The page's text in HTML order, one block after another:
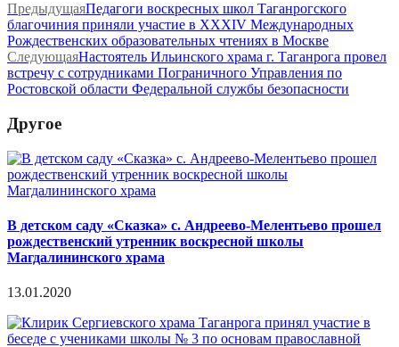
ПредыдущаяПедагоги воскресных школ Таганрогского
благочиния приняли участие в XXXIV Международных
Рождественских образовательных чтениях в Москве
СледующаяНастоятель Ильинского храма г. Таганрога провел
встречу с сотрудниками Пограничного Управления по
Ростовской области Федеральной службы безопасности
Другое
В детском саду «Сказка» с. Андреево-Мелентьево прошел
рождественский утренник воскресной школы
Магдалининского храма
13.01.2020